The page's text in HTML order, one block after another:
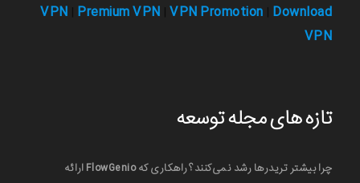
VPN Premium VPN VPN Promotion Download
VPN
تازه های مجله توسعه
چرا بیشتر تریدرها رشد نمی‌کنند؟ راهکاری که FlowGenio ارائه